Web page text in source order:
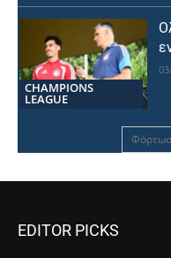
CHAMPIONS
LEAGUE
EDITOR PICKS